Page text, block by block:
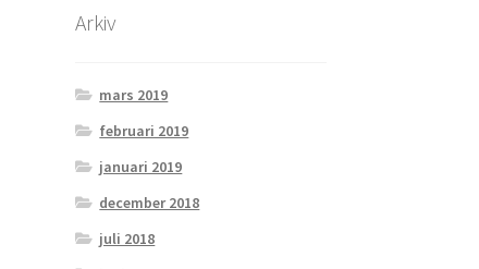
Arkiv
mars 2019
februari 2019
januari 2019
december 2018
juli 2018